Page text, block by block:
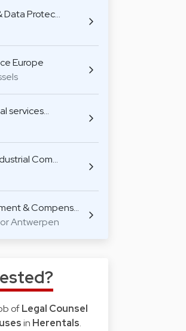
Data Protec…
Europe
services…
Com…
& Compens…
Antwerpen
ofLegal Counsel
in Herentals.